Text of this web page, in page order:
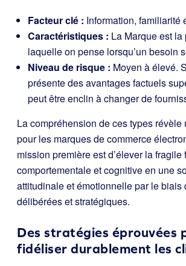
Facteur clé : Information, familiarité
Caractéristiques : La Marque est la
laquelle on pense lorsqu’un besoin
Niveau de risque : Moyen à élevé.
présente des avantages factuels
peut être enclin à changer de
La compréhension de ces types
pour les marques de commerce
mission première est d’élever la fragile
comportementale et cognitive en une
attitudinale et émotionnelle par le biais
délibérées et stratégiques.
Des stratégies éprouvées
fidéliser durablement les